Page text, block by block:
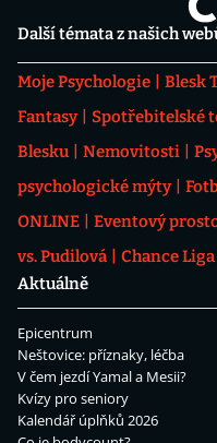
Další témata z našich
Moje Psychologie Blesk
Fantasy
Spotřebitelské
Blesku
Nemovitosti
psychologické mýty
ONLINE
Eventový
vs. Pudilová
Chance
Aktuálně
Epicentrum
Neštovice: příznaky, léčba
V čem jezdí Yamal a Mesii?
Kvízy pro seniory
Kalendář úplňků 2026